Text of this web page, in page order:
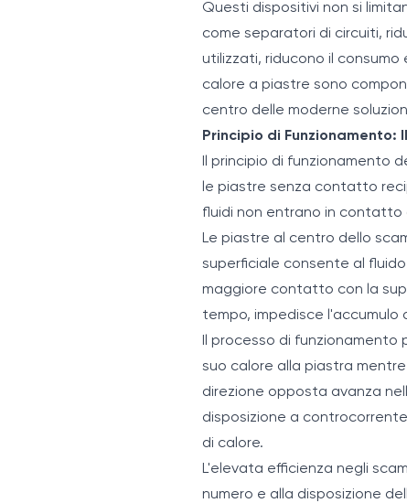
Questi dispositivi non si
come separatori di circuiti,
utilizzati, riducono il
calore a piastre sono
centro delle moderne
Principio di
Il principio di funzionamento
le piastre senza contatto
fluidi non entrano in contatto
Le piastre al centro dello
superficiale consente al
maggiore contatto con la
tempo, impedisce l'accumulo
Il processo di
suo calore alla piastra
direzione opposta avanza
disposizione a
di calore.
L'elevata efficienza negli
numero e alla disposizione